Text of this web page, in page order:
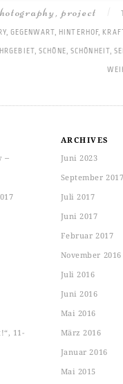
,project
, GEGENWART , HINTERHOF,
,SCHÖNE, SCHÖNHEIT ,
‒
11-
ARCHIVES
Juni 2023
September
Juli 2017
Juni 2017
Februar 2017
November 2016
Juli 2016
Juni 2016
Mai 2016
März 2016
Januar 2016
Mai 2015